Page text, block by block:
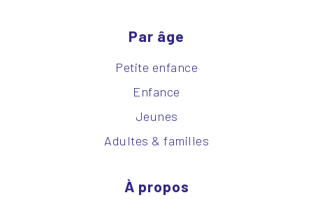
Par âge
Petite enfance
Enfance
Jeunes
Adultes & familles
À propos